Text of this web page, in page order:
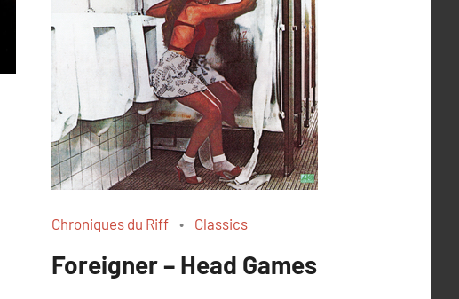
Chroniques du Riff Classics
Foreigner – Head Games